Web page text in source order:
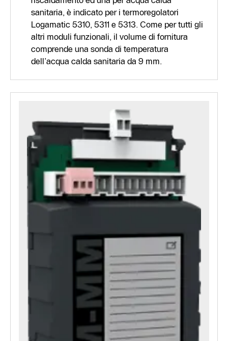
sanitaria, è indicato per i termoregolatori
Logamatic 5310, 5311 e 5313. Come per tutti gli
altri moduli funzionali, il volume di fornitura
comprende una sonda di temperatura
dell’acqua calda sanitaria da 9 mm.